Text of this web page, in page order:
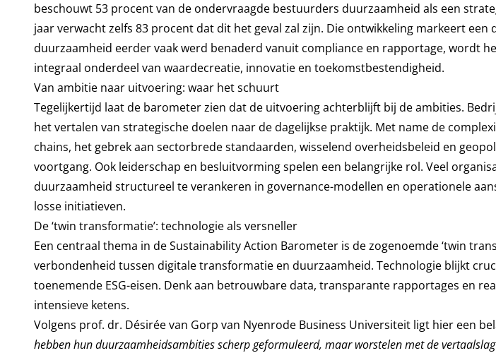
beschouwt 53 procent van de ondervraagde bestuurders duurzaamheid als een
jaar verwacht zelfs 83 procent dat dit het geval zal zijn. Die ontwikkeling markeert een
duurzaamheid eerder vaak werd benaderd vanuit compliance en rapportage, wordt
integraal onderdeel van waardecreatie, innovatie en toekomstbestendigheid.
Van ambitie naar uitvoering: waar het schuurt
Tegelijkertijd laat de barometer zien dat de uitvoering achterblijft bij de ambities.
het vertalen van strategische doelen naar de dagelijkse praktijk. Met name de
chains, het gebrek aan sectorbrede standaarden, wisselend overheidsbeleid en
voortgang. Ook leiderschap en besluitvorming spelen een belangrijke rol. Veel
duurzaamheid structureel te verankeren in governance-modellen en operationele
losse initiatieven.
De ‘twin transformatie’: technologie als versneller
Een centraal thema in de Sustainability Action Barometer is de zogenoemde ‘twin
verbondenheid tussen digitale transformatie en duurzaamheid. Technologie blijkt
toenemende ESG-eisen. Denk aan betrouwbare data, transparante rapportages en
intensieve ketens.
Volgens prof. dr. Désirée van Gorp van Nyenrode Business Universiteit ligt hier een
hebben hun duurzaamheidsambities scherp geformuleerd, maar worstelen met de